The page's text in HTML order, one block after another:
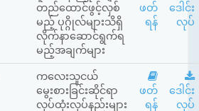
တည်ထောင်ဖွင့်လှစ်
မည့် ပုဂ္ဂိုလ်များသိရှိ
လိုက်နာဆောင်ရွက်ရ
မည့်အချက်များ
ဖတ်
ရန်
ဒေါင်း
လုပ်
ကလေးသူငယ်
မွေးစားခြင်းဆိုင်ရာ
လုပ်ထုံးလုပ်နည်းများ
ဖတ်
ရန်
ဒေါင်း
လုပ်